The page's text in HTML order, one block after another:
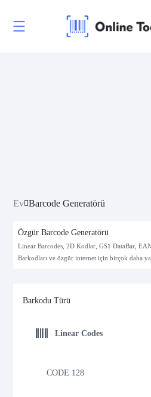
Ev Barcode Generatörü
Özgür Barcode Generatörü
Linear Barcodes, 2D Kodlar, GS1 DataBar,
Barkodları ve özgür internet için birçok daha
Barkodu Türü
Linear Codes
CODE 128